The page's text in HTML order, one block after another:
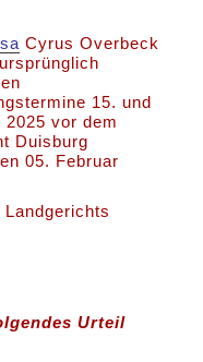
Cyrus Overbeck
15. und
2025 vor dem
Duisburg
05. Februar
Urteil